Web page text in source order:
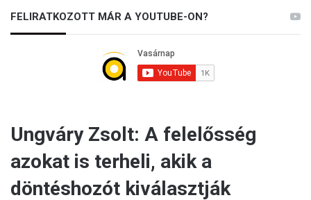
FELIRATKOZOTT MÁR A YOUTUBE-ON?